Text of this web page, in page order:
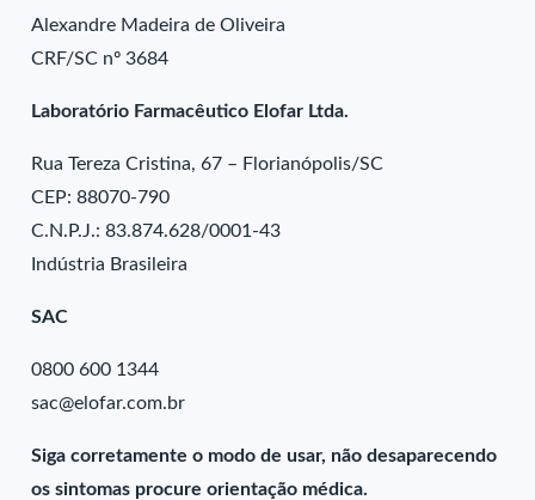
Alexandre Madeira de Oliveira
CRF/SC nº 3684
Laboratório Farmacêutico Elofar Ltda.
Rua Tereza Cristina, 67 – Florianópolis/SC
CEP: 88070-790
C.N.P.J.: 83.874.628/0001-43
Indústria Brasileira
SAC
0800 600 1344
sac@elofar.com.br
Siga corretamente o modo de usar, não desaparecendo
os sintomas procure orientação médica.